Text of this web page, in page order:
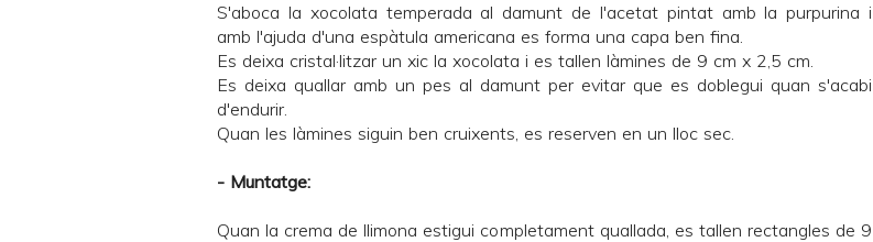
S'aboca la xocolata temperada al damunt de l'acetat pintat amb la purpurina i
amb l'ajuda d'una espàtula americana es forma una capa ben fina.
Es deixa cristal·litzar un xic la xocolata i es tallen làmines de 9 cm x 2,5 cm.
Es deixa quallar amb un pes al damunt per evitar que es doblegui quan s'acabi
d'endurir.
Quan les làmines siguin ben cruixents, es reserven en un lloc sec.
- Muntatge:
Quan la crema de llimona estigui completament quallada, es tallen rectangles de 9